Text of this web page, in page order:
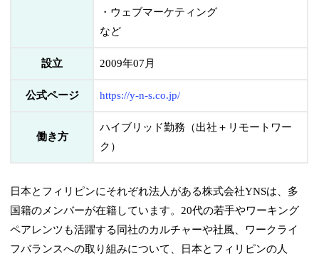
・ウェブマーケティング
など
設立 2009年07月
公式ページ https://y-n-s.co.jp/
働き方
ハイブリッド勤務（出社＋リモートワー
ク）
日本とフィリピンにそれぞれ法人がある株式会社YNSは、多
国籍のメンバーが在籍しています。20代の若手やワーキング
ペアレンツも活躍する同社のカルチャーや社風、ワークライ
フバランスへの取り組みについて、日本とフィリピンの人